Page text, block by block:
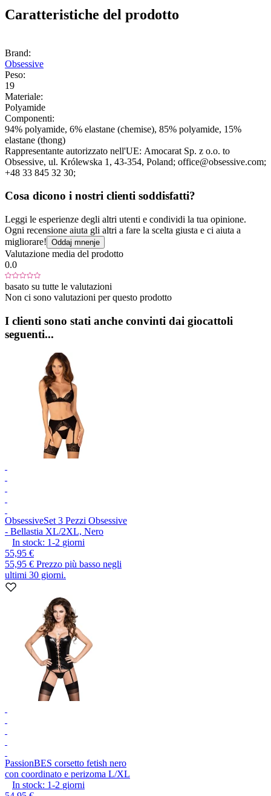
Caratteristiche del prodotto
Brand:
Obsessive
Peso:
19
Materiale:
Polyamide
Componenti:
94% polyamide, 6% elastane (chemise), 85% polyamide, 15%
elastane (thong)
Rappresentante autorizzato nell'UE: Amocarat Sp. z o.o. to
Obsessive, ul. Królewska 1 , 43-354, Poland; office@obsessive.com;
+48 33 845 32 30;
Cosa dicono i nostri clienti soddisfatti?
Leggi le esperienze degli altri utenti e condividi la tua opinione.
Ogni recensione aiuta gli altri a fare la scelta giusta e ci aiuta a
migliorare! Oddaj mnenje
Valutazione media del prodotto
0.0
basato su tutte le valutazioni
Non ci sono valutazioni per questo prodotto
I clienti sono stati anche convinti dai giocattoli
seguenti...
ObsessiveSet 3 Pezzi Obsessive
- Bellastia XL/2XL, Nero
In stock: 1-2 giorni
55,95 €
55,95 € Prezzo più basso negli
ultimi 30 giorni.
PassionBES corsetto fetish nero
con coordinato e perizoma L/XL
In stock: 1-2 giorni